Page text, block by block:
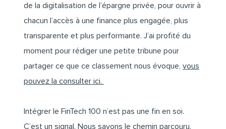
de la digitalisation de l’épargne privée, pour ouvrir à
chacun l’accès à une finance plus engagée, plus
transparente et plus performante. J’ai profité du
moment pour rédiger une petite tribune pour
partager ce que ce classement nous évoque, vous
pouvez la consulter ici.
Intégrer le FinTech 100 n’est pas une fin en soi.
C’est un signal. Nous savons le chemin parcouru.